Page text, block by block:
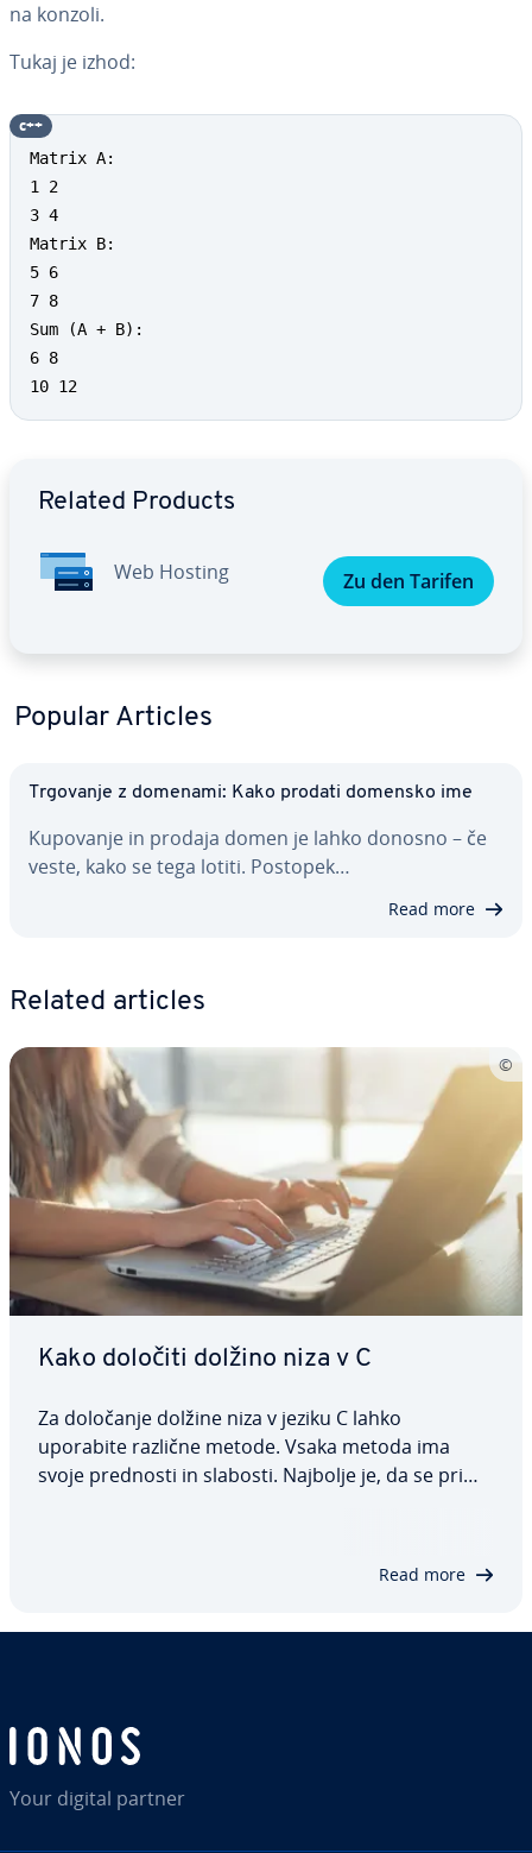
na konzoli.
Tukaj je izhod:
Matrix A:
1 2
3 4
Matrix B:
5 6
7 8
Sum (A + B):
6 8
10 12
c++
Related Products
Web Hosting Zu den Tarifen
Popular Articles
Trgovanje z domenami: Kako prodati domensko ime
Kupovanje in prodaja domen je lahko donosno – če
veste, kako se tega lotiti. Postopek…
Read more
Related articles
Kako določiti dolžino niza v C
Za določanje dolžine niza v jeziku C lahko
uporabite različne metode. Vsaka metoda ima
svoje prednosti in slabosti. Najbolje je, da se pri
Read more
Your digital partner